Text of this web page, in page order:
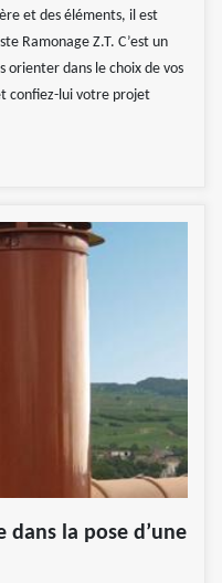
et des éléments, il est
Ramonage Z.T. C’est un
orienter dans le choix de vos
confiez-lui votre projet
dans la pose d’une